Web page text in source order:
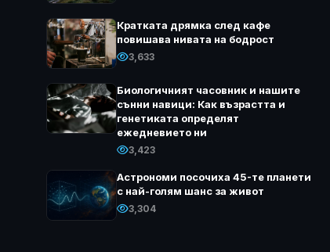
Кратката дрямка след кафе
повишава нивата на бодрост
3,633
Биологичният часовник и нашите
сънни навици: Как възрастта и
генетиката определят
ежедневието ни
3,423
Астрономи посочиха 45-те планети
с най-голям шанс за живот
3,304